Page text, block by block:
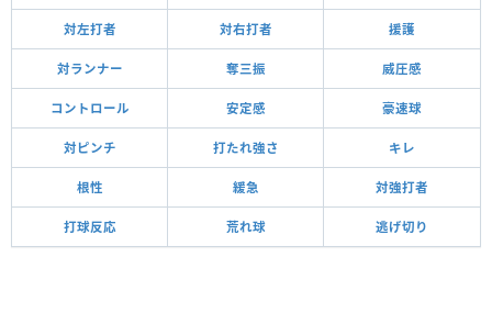
対左打者 対右打者 援護
対ランナー 奪三振 威圧感
コントロール 安定感 豪速球
対ピンチ 打たれ強さ キレ
根性 緩急 対強打者
打球反応 荒れ球 逃げ切り